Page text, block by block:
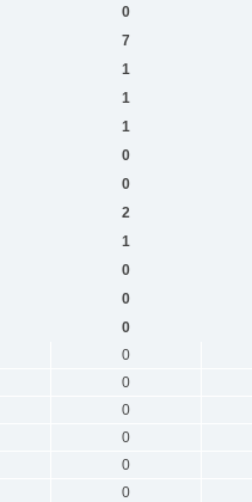
0
7
1
1
1
0
0
2
1
0
0
0
0
0
0
0
0
0